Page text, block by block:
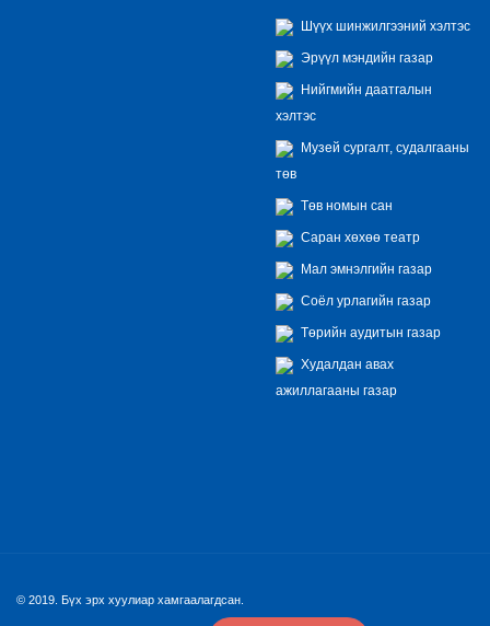
Шүүх шинжилгээний хэлтэс
Эрүүл мэндийн газар
Нийгмийн даатгалын
хэлтэс
Музей сургалт, судалгааны
төв
Төв номын сан
Саран хөхөө театр
Мал эмнэлгийн газар
Соёл урлагийн газар
Төрийн аудитын газар
Худалдан авах
ажиллагааны газар
© 2019. Бүх эрх хуулиар хамгаалагдсан.